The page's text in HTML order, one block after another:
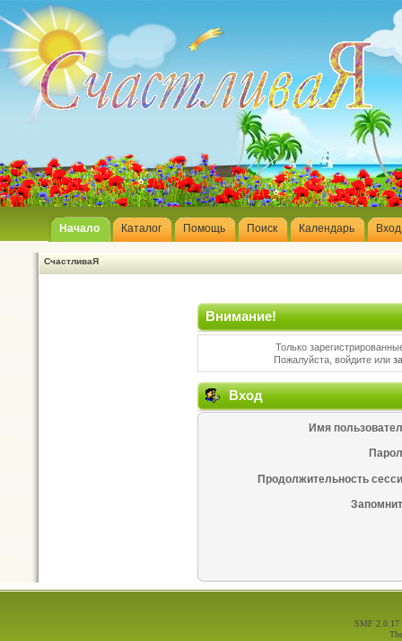
Начало Каталог Помощь Поиск Календарь Вход
СчастливаЯ
Внимание!
Только
Пожалуйста, войдите или
Вход
Имя
Продолжительность
SMF 2.0.17